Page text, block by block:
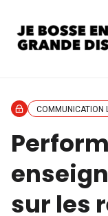
COMMUNICATION
sur les